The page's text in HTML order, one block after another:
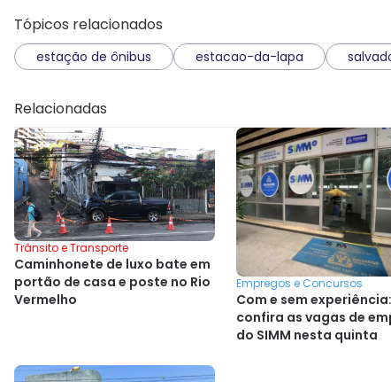
Tópicos relacionados
estação de ônibus estacao-da-lapa
Relacionadas
Trânsito e Transporte
Caminhonete de luxo bate em
portão de casa e poste no Rio
Vermelho
Empregos e Concursos
Com e sem experiência:
confira as vagas de
do SIMM nesta quinta